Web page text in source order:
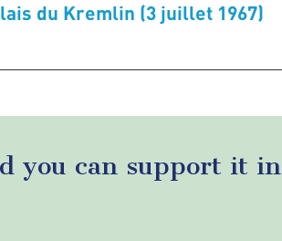
du Kremlin (3 juillet 1967)
you can support it in